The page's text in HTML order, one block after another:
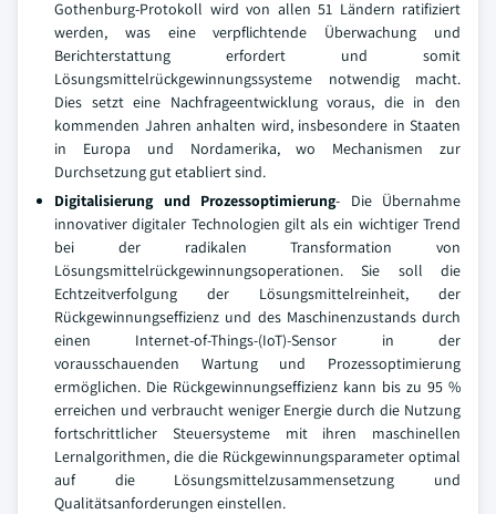
Gothenburg-Protokoll wird von allen 51 Ländern ratifiziert
werden, was eine verpflichtende Überwachung und
Berichterstattung erfordert und somit
Lösungsmittelrückgewinnungssysteme notwendig macht.
Dies setzt eine Nachfrageentwicklung voraus, die in den
kommenden Jahren anhalten wird, insbesondere in Staaten
in Europa und Nordamerika, wo Mechanismen zur
Durchsetzung gut etabliert sind.
Digitalisierung und Prozessoptimierung- Die Übernahme
innovativer digitaler Technologien gilt als ein wichtiger Trend
bei der radikalen Transformation von
Lösungsmittelrückgewinnungsoperationen. Sie soll die
Echtzeitverfolgung der Lösungsmittelreinheit, der
Rückgewinnungseffizienz und des Maschinenzustands durch
einen Internet-of-Things-(IoT)-Sensor in der
vorausschauenden Wartung und Prozessoptimierung
ermöglichen. Die Rückgewinnungseffizienz kann bis zu 95 %
erreichen und verbraucht weniger Energie durch die Nutzung
fortschrittlicher Steuersysteme mit ihren maschinellen
Lernalgorithmen, die die Rückgewinnungsparameter optimal
auf die Lösungsmittelzusammensetzung und
Qualitätsanforderungen einstellen.